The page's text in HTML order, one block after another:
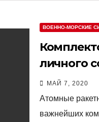
ВОЕННО-МОРСКИЕ
личного
МАЙ 7, 2020
Атомные
важнейших